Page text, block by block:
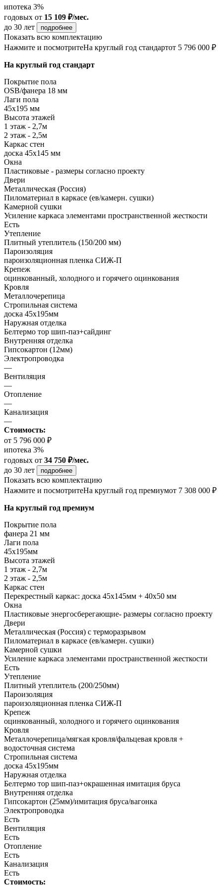
ипотека 3%
годовых от 15 109 ₽/мес.
до 30 лет
подробнее
Показать всю комплектацию
Нажмите и посмотритеНа круглый год стандартот 5 796 000 ₽
На круглый год стандарт
Покрытие пола
ОSB/фанера 18 мм
Лаги пола
45х195 мм
Высота этажей
1 этаж - 2,7м
2 этаж - 2,5м
Каркас стен
доска 45х145 мм
Окна
Пластиковые - размеры согласно проекту
Двери
Металлическая (Россия)
Пиломатериал в каркасе (ев/камерн. сушки)
Камерной сушки
Усиление каркаса элементами пространственной жесткости
Есть
Утепление
Плитный утеплитель (150/200 мм)
Пароизоляция
пароизоляционная пленка СИЖ-П
Крепеж
оцинкованный, холодного и горячего оцинкования
Кровля
Металлочерепица
Стропильная система
доска 45х195мм
Наружная отделка
Белтермо тор шип-паз+сайдинг
Внутренняя отделка
Гипсокартон (12мм)
Электропроводка
—
Вентиляция
—
Отопление
—
Канализация
—
Стоимость:
от 5 796 000 ₽
ипотека 3%
годовых от 34 750 ₽/мес.
до 30 лет
подробнее
Показать всю комплектацию
Нажмите и посмотритеНа круглый год премиумот 7 308 000 ₽
На круглый год премиум
Покрытие пола
фанера 21 мм
Лаги пола
45х195мм
Высота этажей
1 этаж - 2,7м
2 этаж - 2,5м
Каркас стен
Перекрестный каркас: доска 45х145мм + 40х50 мм
Окна
Пластиковые энергосберегающие- размеры согласно проекту
Двери
Металлическая (Россия) с терморазрывом
Пиломатериал в каркасе (ев/камерн. сушки)
Камерной сушки
Усиление каркаса элементами пространственной жесткости
Есть
Утепление
Плитный утеплитель (200/250мм)
Пароизоляция
пароизоляционная пленка СИЖ-П
Крепеж
оцинкованный, холодного и горячего оцинкования
Кровля
Металлочерепица/мягкая кровля/фальцевая кровля +
водосточная система
Стропильная система
доска 45х195мм
Наружная отделка
Белтермо тор шип-паз+окрашенная имитация бруса
Внутренняя отделка
Гипсокартон (25мм)/имитация бруса/вагонка
Электропроводка
Есть
Вентиляция
Есть
Отопление
Есть
Канализация
Есть
Стоимость: